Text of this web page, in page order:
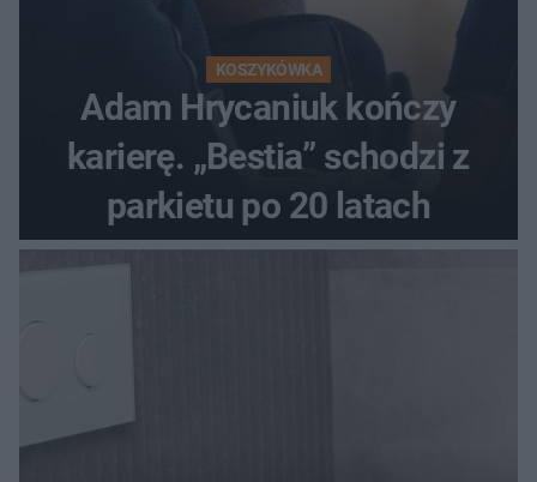
KOSZYKÓWKA
Adam Hrycaniuk kończy
karierę. „Bestia” schodzi z
parkietu po 20 latach